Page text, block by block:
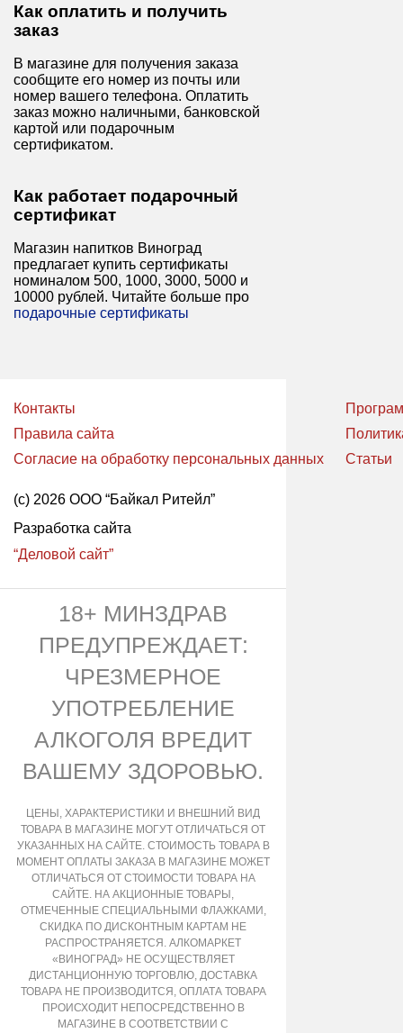
Как оплатить и получить
заказ
В магазине для получения заказа
сообщите его номер из почты или
номер вашего телефона. Оплатить
заказ можно наличными, банковской
картой или подарочным
сертификатом.
Как работает подарочный
сертификат
Магазин напитков Виноград
предлагает купить сертификаты
номиналом 500, 1000, 3000, 5000 и
10000 рублей. Читайте больше про
подарочные сертификаты
Контакты
Правила сайта
Согласие на обработку персональных данных
Статьи
(с) 2026 ООО “Байкал Ритейл”
Разработка сайта
“Деловой сайт”
18+ МИНЗДРАВ
ПРЕДУПРЕЖДАЕТ:
ЧРЕЗМЕРНОЕ
УПОТРЕБЛЕНИЕ
АЛКОГОЛЯ ВРЕДИТ
ВАШЕМУ ЗДОРОВЬЮ.
ЦЕНЫ, ХАРАКТЕРИСТИКИ И ВНЕШНИЙ ВИД
ТОВАРА В МАГАЗИНЕ МОГУТ ОТЛИЧАТЬСЯ ОТ
УКАЗАННЫХ НА САЙТЕ. СТОИМОСТЬ ТОВАРА В
МОМЕНТ ОПЛАТЫ ЗАКАЗА В МАГАЗИНЕ МОЖЕТ
ОТЛИЧАТЬСЯ ОТ СТОИМОСТИ ТОВАРА НА
САЙТЕ. НА АКЦИОННЫЕ ТОВАРЫ,
ОТМЕЧЕННЫЕ СПЕЦИАЛЬНЫМИ ФЛАЖКАМИ,
СКИДКА ПО ДИСКОНТНЫМ КАРТАМ НЕ
РАСПРОСТРАНЯЕТСЯ. АЛКОМАРКЕТ
«ВИНОГРАД» НЕ ОСУЩЕСТВЛЯЕТ
ДИСТАНЦИОННУЮ ТОРГОВЛЮ, ДОСТАВКА
ТОВАРА НЕ ПРОИЗВОДИТСЯ, ОПЛАТА ТОВАРА
ПРОИСХОДИТ НЕПОСРЕДСТВЕННО В
МАГАЗИНЕ В СООТВЕТСТВИИ С